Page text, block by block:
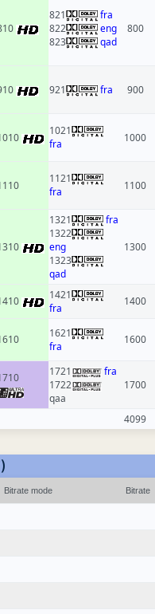
821
fra
822
eng
823
qad
800
921 fra 900
1021
fra
1000
1121
fra
1100
1321
fra
1322
eng
1323
qad
1300
1421
fra
1400
1621
fra
1600
1721
fra
1722
qaa
1700
4099
Bitrate mode Bitrate